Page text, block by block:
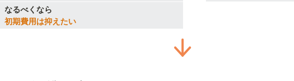
なるべくなら
初期費用は抑えたい